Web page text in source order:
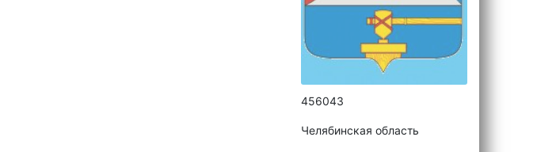
456043
Челябинская область